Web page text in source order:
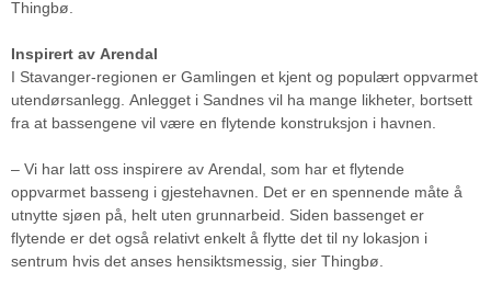
Thingbø.
Inspirert av Arendal
I Stavanger-regionen er Gamlingen et kjent og populært oppvarmet
utendørsanlegg. Anlegget i Sandnes vil ha mange likheter, bortsett
fra at bassengene vil være en flytende konstruksjon i havnen.
– Vi har latt oss inspirere av Arendal, som har et flytende
oppvarmet basseng i gjestehavnen. Det er en spennende måte å
utnytte sjøen på, helt uten grunnarbeid. Siden bassenget er
flytende er det også relativt enkelt å flytte det til ny lokasjon i
sentrum hvis det anses hensiktsmessig, sier Thingbø.